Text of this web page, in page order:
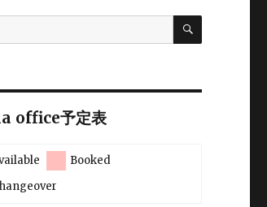
検
office予定表
Booked